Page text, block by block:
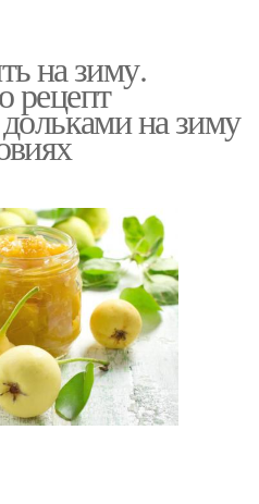
на зиму.
рецепт
на зиму